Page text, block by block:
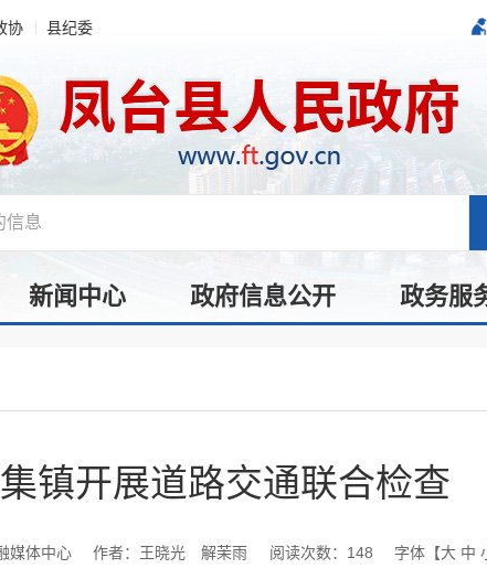
协 县纪委
新闻中心 政府信息公开 政务服
镇开展道路交通联合检查
媒体中心 作者：王晓光 解茉雨 阅读次数： 148 字体【大 中